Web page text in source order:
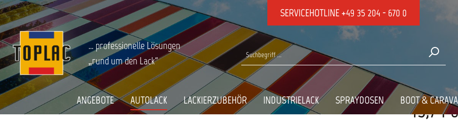
Zur Hauptnavigation springen SERVICEHOTLINE+49 35 204 - 670 0
… professionelle Lösungen
„rund um den Lack“
ANGEBOTE AUTOLACK LACKIERZUBEHÖR INDUSTRIELACK SPRAYDOSEN BOOT &
Startseite AUTOLACK Spot Repair Spot-Repair-Farben
ALLORA BASISFARBE WB-A-926
Bildergalerie überspringen
15,74